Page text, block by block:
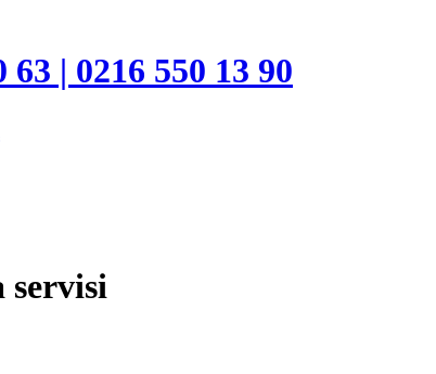
| 0216 550 13 90
servisi